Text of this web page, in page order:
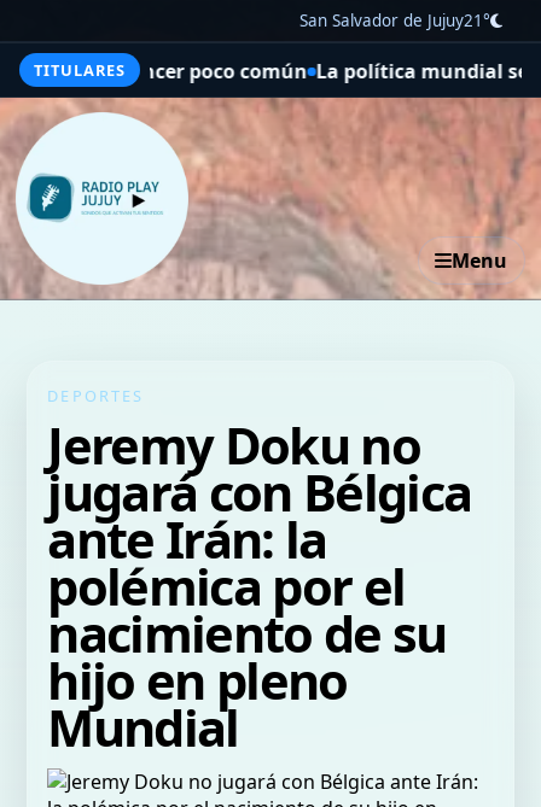
San Salvador de Jujuy21°
TITULARES
poco común La política mundial se afianza en
Menu
DEPORTES
Jeremy Doku no
jugará con Bélgica
ante Irán: la
polémica por el
nacimiento de su
hijo en pleno
Mundial